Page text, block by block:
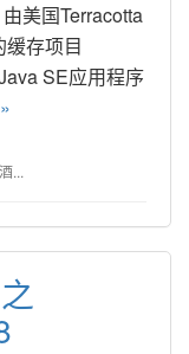
美国Terracotta
存项目
SE应用程序
...